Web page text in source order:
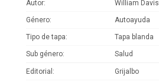
Autor William Davis
Género Autoayuda
Tipo de tapa Tapa blanda
Sub género Salud
Editorial Grijalbo